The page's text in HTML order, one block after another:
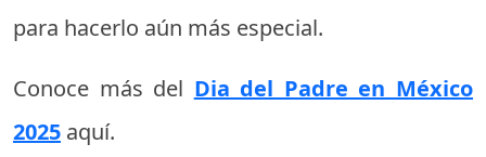
para hacerlo aún más especial.
Conoce más del Dia del Padre en México
2025 aquí.